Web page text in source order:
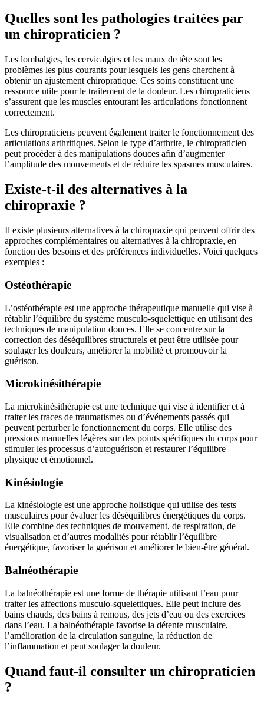
Quelles sont les pathologies traitées par
un chiropraticien ?
Les lombalgies, les cervicalgies et les maux de tête sont les
problèmes les plus courants pour lesquels les gens cherchent à
obtenir un ajustement chiropratique. Ces soins constituent une
ressource utile pour le traitement de la douleur. Les chiropraticiens
s’assurent que les muscles entourant les articulations fonctionnent
correctement.
Les chiropraticiens peuvent également traiter le fonctionnement des
articulations arthritiques. Selon le type d’arthrite, le chiropraticien
peut procéder à des manipulations douces afin d’augmenter
l’amplitude des mouvements et de réduire les spasmes musculaires.
Existe-t-il des alternatives à la
chiropraxie ?
Il existe plusieurs alternatives à la chiropraxie qui peuvent offrir des
approches complémentaires ou alternatives à la chiropraxie, en
fonction des besoins et des préférences individuelles. Voici quelques
exemples :
Ostéothérapie
L’ostéothérapie est une approche thérapeutique manuelle qui vise à
rétablir l’équilibre du système musculo-squelettique en utilisant des
techniques de manipulation douces. Elle se concentre sur la
correction des déséquilibres structurels et peut être utilisée pour
soulager les douleurs, améliorer la mobilité et promouvoir la
guérison.
Microkinésithérapie
La microkinésithérapie est une technique qui vise à identifier et à
traiter les traces de traumatismes ou d’événements passés qui
peuvent perturber le fonctionnement du corps. Elle utilise des
pressions manuelles légères sur des points spécifiques du corps pour
stimuler les processus d’autoguérison et restaurer l’équilibre
physique et émotionnel.
Kinésiologie
La kinésiologie est une approche holistique qui utilise des tests
musculaires pour évaluer les déséquilibres énergétiques du corps.
Elle combine des techniques de mouvement, de respiration, de
visualisation et d’autres modalités pour rétablir l’équilibre
énergétique, favoriser la guérison et améliorer le bien-être général.
Balnéothérapie
La balnéothérapie est une forme de thérapie utilisant l’eau pour
traiter les affections musculo-squelettiques. Elle peut inclure des
bains chauds, des bains à remous, des jets d’eau ou des exercices
dans l’eau. La balnéothérapie favorise la détente musculaire,
l’amélioration de la circulation sanguine, la réduction de
l’inflammation et peut soulager la douleur.
Quand faut-il consulter un chiropraticien
?